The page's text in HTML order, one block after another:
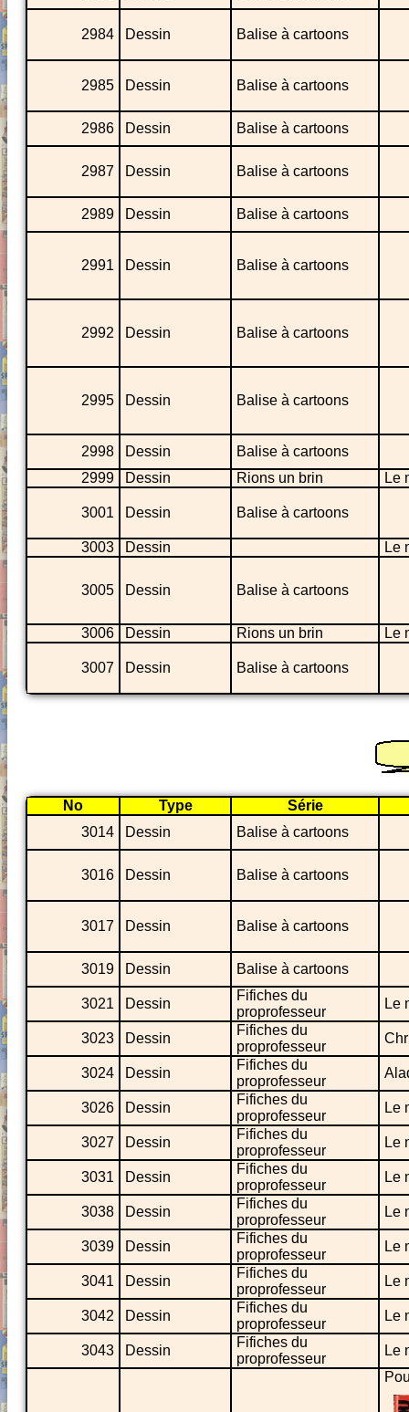
2984 Dessin Balise à cartoons
2985 Dessin Balise à cartoons
2986 Dessin Balise à cartoons
2987 Dessin Balise à cartoons
2989 Dessin Balise à cartoons
2991 Dessin Balise à cartoons
2992 Dessin Balise à cartoons
2995 Dessin Balise à cartoons
2998 Dessin
Balise à cartoons
2999
Dessin Rions un brin Le
3001 Dessin Balise à cartoons
3003 Dessin Le
3005 Dessin Balise à cartoons
3006 Dessin Rions un brin Le
3007 Dessin Balise à cartoons
No Type
Série
3014
Dessin Balise à cartoons
3016 Dessin Balise à cartoons
3017 Dessin Balise à cartoons
3019 Dessin Balise à cartoons
3021 Dessin
Fifiches du
proprofesseur
Le
3023 Dessin
Fifiches du
proprofesseur
3024 Dessin
Fifiches du
proprofesseur
3026 Dessin
Fifiches du
proprofesseur
Le
3027 Dessin
Fifiches du
proprofesseur
Le
3031 Dessin
Fifiches du
proprofesseur
Le
3038 Dessin
Fifiches du
proprofesseur
Le
3039 Dessin
Fifiches du
proprofesseur
Le
3041 Dessin
Fifiches du
proprofesseur
Le
3042 Dessin
Fifiches du
proprofesseur
Le
3043 Dessin
Fifiches du
proprofesseur
Le